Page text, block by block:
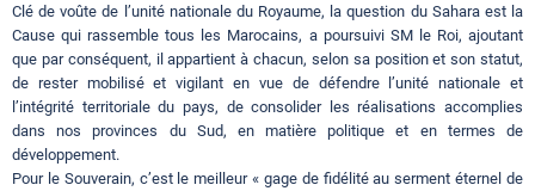
Clé de voûte de l’unité nationale du Royaume, la question du Sahara est la
Cause qui rassemble tous les Marocains, a poursuivi SM le Roi, ajoutant
que par conséquent, il appartient à chacun, selon sa position et son statut,
de rester mobilisé et vigilant en vue de défendre l’unité nationale et
l’intégrité territoriale du pays, de consolider les réalisations accomplies
dans nos provinces du Sud, en matière politique et en termes de
développement.
Pour le Souverain, c’est le meilleur « gage de fidélité au serment éternel de